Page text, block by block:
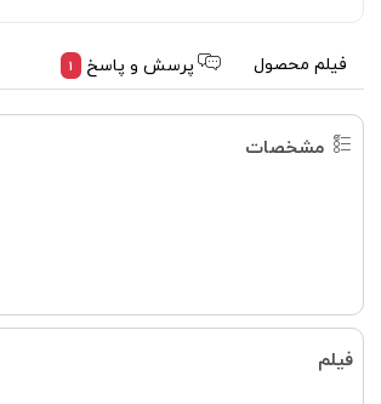
فیلم محصول پرسش و پاسخ 1
مشخصات
فیلم